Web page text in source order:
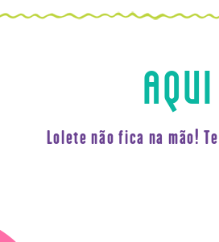
Lolete não fica na mão!